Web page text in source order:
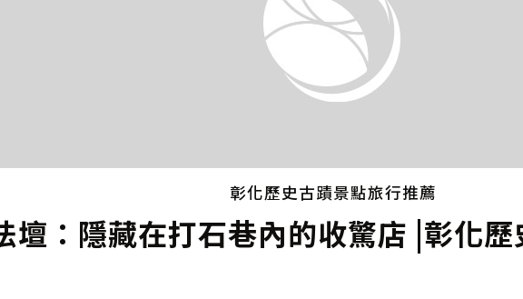
彰化歷史古蹟景點旅行推薦
壇：隱藏在打石巷內的收驚店 |彰化